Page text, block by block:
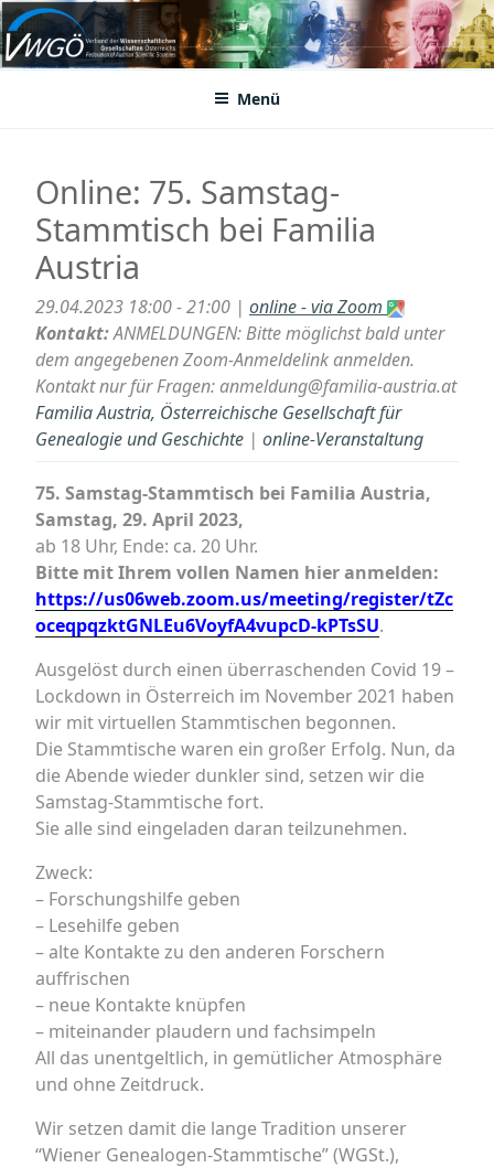
Zum
Inhalt
springenVWGÖ
Federation of Austrian Scientific Societies
Menü
Online: 75. Samstag-
Stammtisch bei Familia
Austria
29.04.2023 18:00 - 21:00 | online - via Zoom
Kontakt:ANMELDUNGEN: Bitte möglichst bald unter
dem angegebenen Zoom-Anmeldelink anmelden.
Kontakt nur für Fragen: anmeldung@familia-austria.at
Familia Austria, Österreichische Gesellschaft für
Genealogie und Geschichte | online-Veranstaltung
75. Samstag-Stammtisch bei Familia Austria,
Samstag, 29. April 2023,
ab 18 Uhr, Ende: ca. 20 Uhr.
Bitte mit Ihrem vollen Namen hier anmelden:
https://us06web.zoom.us/meeting/register/tZc
oceqpqzktGNLEu6VoyfA4vupcD-kPTsSU.
Ausgelöst durch einen überraschenden Covid 19 –
Lockdown in Österreich im November 2021 haben
wir mit virtuellen Stammtischen begonnen.
Die Stammtische waren ein großer Erfolg. Nun, da
die Abende wieder dunkler sind, setzen wir die
Samstag-Stammtische fort.
Sie alle sind eingeladen daran teilzunehmen.
Zweck:
– Forschungshilfe geben
– Lesehilfe geben
– alte Kontakte zu den anderen Forschern
auffrischen
– neue Kontakte knüpfen
– miteinander plaudern und fachsimpeln
All das unentgeltlich, in gemütlicher Atmosphäre
und ohne Zeitdruck.
Wir setzen damit die lange Tradition unserer
“Wiener Genealogen-Stammtische” (WGSt.),